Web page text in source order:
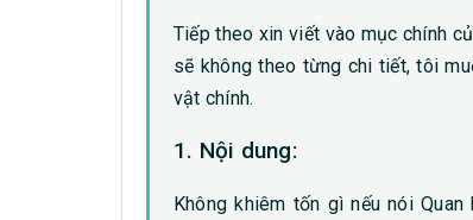
Tiếp theo xin viết vào mục chính
sẽ không theo từng chi tiết, tôi
vật chính.
1. Nội dung:
Không khiêm tốn gì nếu nói